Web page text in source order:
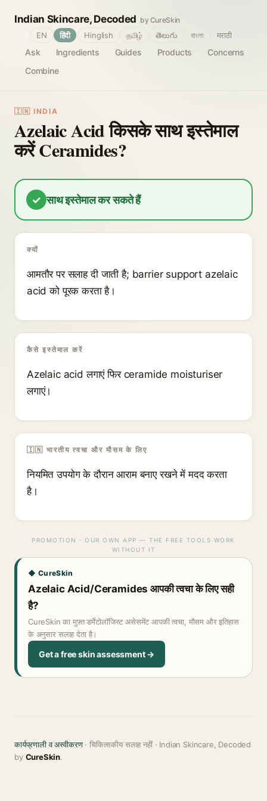
Indian Skincare, Decoded by CureSkin
Ask Ingredients Guides Products
Concerns
Combine
EN हिंदी Hinglish தமிழ் తెలుగు বাংলা मराठी
🇮🇳 INDIA
Azelaic Acid किसके साथ इस्तेमाल
करें Ceramides?
✓ साथ इस्तेमाल कर सकते हैं
क्यों
आमतौर पर सलाह दी जाती है; barrier support azelaic
acid को पूरक करता है।
कैसे इस्तेमाल करें
Azelaic acid लगाएं फिर ceramide moisturiser
लगाएं।
🇮🇳 भारतीय त्वचा और मौसम के लिए
नियमित उपयोग के दौरान आराम बनाए रखने में मदद करता
है।
PROMOTION · OUR OWN APP — THE FREE TOOLS WORK
WITHOUT IT
◆ CureSkin
Azelaic Acid/Ceramides आपकी त्वचा के लिए सही
है?
CureSkin का मुफ़्त डर्मेटोलॉजिस्ट असेसमेंट आपकी त्वचा, मौसम और इतिहास
के अनुसार सलाह देता है।
Get a free skin assessment →
कार्यप्रणाली व अस्वीकरण· चिकित्सकीय सलाह नहीं · Indian Skincare, Decoded
by CureSkin.